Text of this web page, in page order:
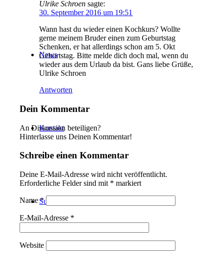
News
Kontakt
Suche
Ulrike Schroen sagte:
30. September 2016 um 19:51
Wann hast du wieder einen Kochkurs? Wollte
gerne meinem Bruder einen zum Geburtstag
Schenken, er hat allerdings schon am 5. Okt
Geburtstag. Bitte melde dich doch mal, wenn du
wieder aus dem Urlaub da bist. Gans liebe Grüße,
Ulrike Schroen
Antworten
Dein Kommentar
An Diskussion beteiligen?
Hinterlasse uns Deinen Kommentar!
Schreibe einen Kommentar
Deine E-Mail-Adresse wird nicht veröffentlicht.
Erforderliche Felder sind mit * markiert
Name*
E-Mail-Adresse *
Website